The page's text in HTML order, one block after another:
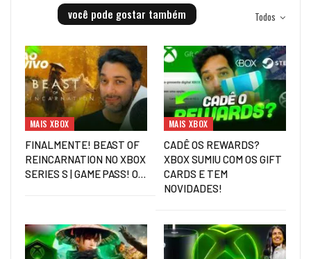
Todos
você pode gostar também
MAIS XBOX
FINALMENTE! BEAST OF
REINCARNATION NO XBOX
SERIES S | GAME PASS! O…
MAIS XBOX
CADÊ OS REWARDS?
XBOX SUMIU COM OS GIFT
CARDS E TEM
NOVIDADES!